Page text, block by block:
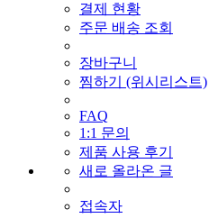
결제 현황
주문 배송 조회
장바구니
찜하기 (위시리스트)
FAQ
1:1 문의
제품 사용 후기
새로 올라온 글
접속자